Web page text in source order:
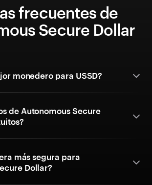
frecuentes de
Secure Dollar
monedero para USSD?
de Autonomous Secure
más segura para
Dollar?